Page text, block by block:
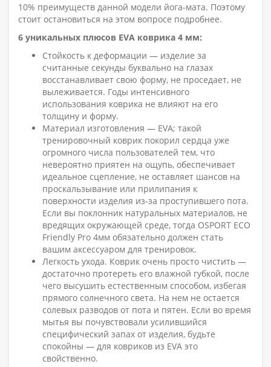
10% преимуществ данной модели йога-мата. Поэтому
стоит остановиться на этом вопросе подробнее.
6 уникальных плюсов EVA коврика 4 мм:
Стойкость к деформации — изделие за
считанные секунды буквально на глазах
восстанавливает свою форму, не проседает, не
вылеживается. Годы интенсивного
использования коврика не влияют на его
толщину и форму.
Материал изготовления — EVA; такой
тренировочный коврик покорил сердца уже
огромного числа пользователей тем, что
невероятно приятен на ощупь, обеспечивает
идеальное сцепление, не оставляет шансов на
проскальзывание или прилипания к
поверхности изделия из-за проступившего пота.
Если вы поклонник натуральных материалов, не
вредящих окружающей среде, тогда OSPORT ECO
Friendly Pro 4мм обязательно должен стать
вашим аксессуаром для тренировок.
Легкость ухода. Коврик очень просто чистить —
достаточно протереть его влажной губкой, после
чего высушить естественным способом, избегая
прямого солнечного света. На нем не остается
солевых разводов от пота и пятен. Если во время
мытья вы почувствовали усилившийся
специфический запах от изделия, будьте
спокойны — для ковриков из EVA это
свойственно.